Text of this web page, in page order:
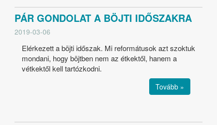
PÁR GONDOLAT A BÖJTI IDŐSZAKRA
2019-03-06
Elérkezett a böjti időszak. Mi reformátusok azt szoktuk
mondani, hogy böjtben nem az étkektől, hanem a
vétkektől kell tartózkodni.
Tovább »